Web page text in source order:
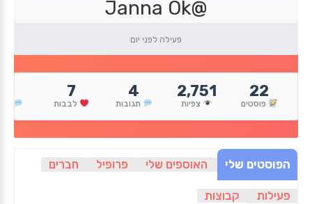
@Janna Ok
פעילה לפני יום
22
פוסטים
2,751
צפיות
4
תגובות
7
לבבות
הפוסטים שלי האוספים שלי פרופיל חברים
פעילות קבוצות